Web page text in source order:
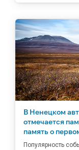
В Ненецком
отмечается
память о
Популярность